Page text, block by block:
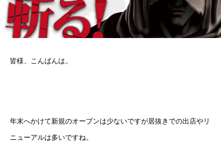
皆様、こんばんは。
年末へかけて新規のオープンは少ないですが居抜きでの出店やリ
ニューアルは多いですね。